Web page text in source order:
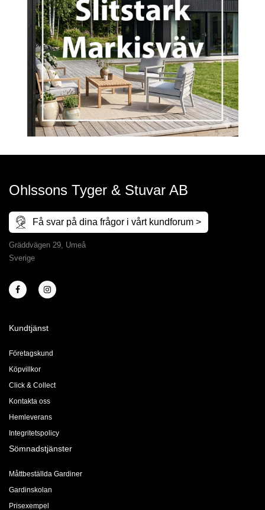
Ohlssons Tyger & Stuvar AB
Få svar på dina frågor i vårt kundforum >
Gräddvägen 29, Umeå
Sverige
Kundtjänst
Företagskund
Köpvillkor
Click & Collect
Kontakta oss
Hemleverans
Integritetspolicy
Sömnadstjänster
Måttbeställda Gardiner
Gardinskolan
Prisexempel